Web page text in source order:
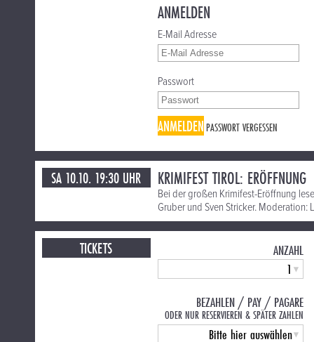
ANMELDEN
E-Mail Adresse
Passwort
ANMELDENPASSWORT VERGESSEN
SA 10.10. 19:30 UHR KRIMIFEST TIROL: ERÖFFNUNG
Bei der großen Krimifest-Eröffnung
Gruber und Sven Stricker.
TICKETS ANZAHL
BEZAHLEN / PAY / PAGARE
ODER NUR RESERVIEREN & SPÄTER ZAHLEN